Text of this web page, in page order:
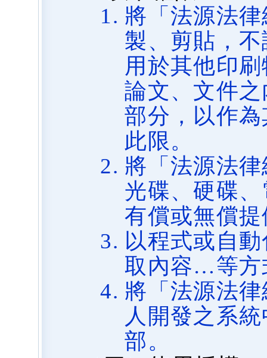
將「法源法
製、剪貼，
用於其他印
論文、文件
部分，以作
此限。
將「法源法
光碟、硬碟
有償或無償
以程式或自
取內容…等方
將「法源法
人開發之系
部。